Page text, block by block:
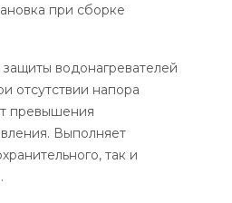
при сборке
водонагревателей
отсутствии напора
превышения
Выполняет
так и